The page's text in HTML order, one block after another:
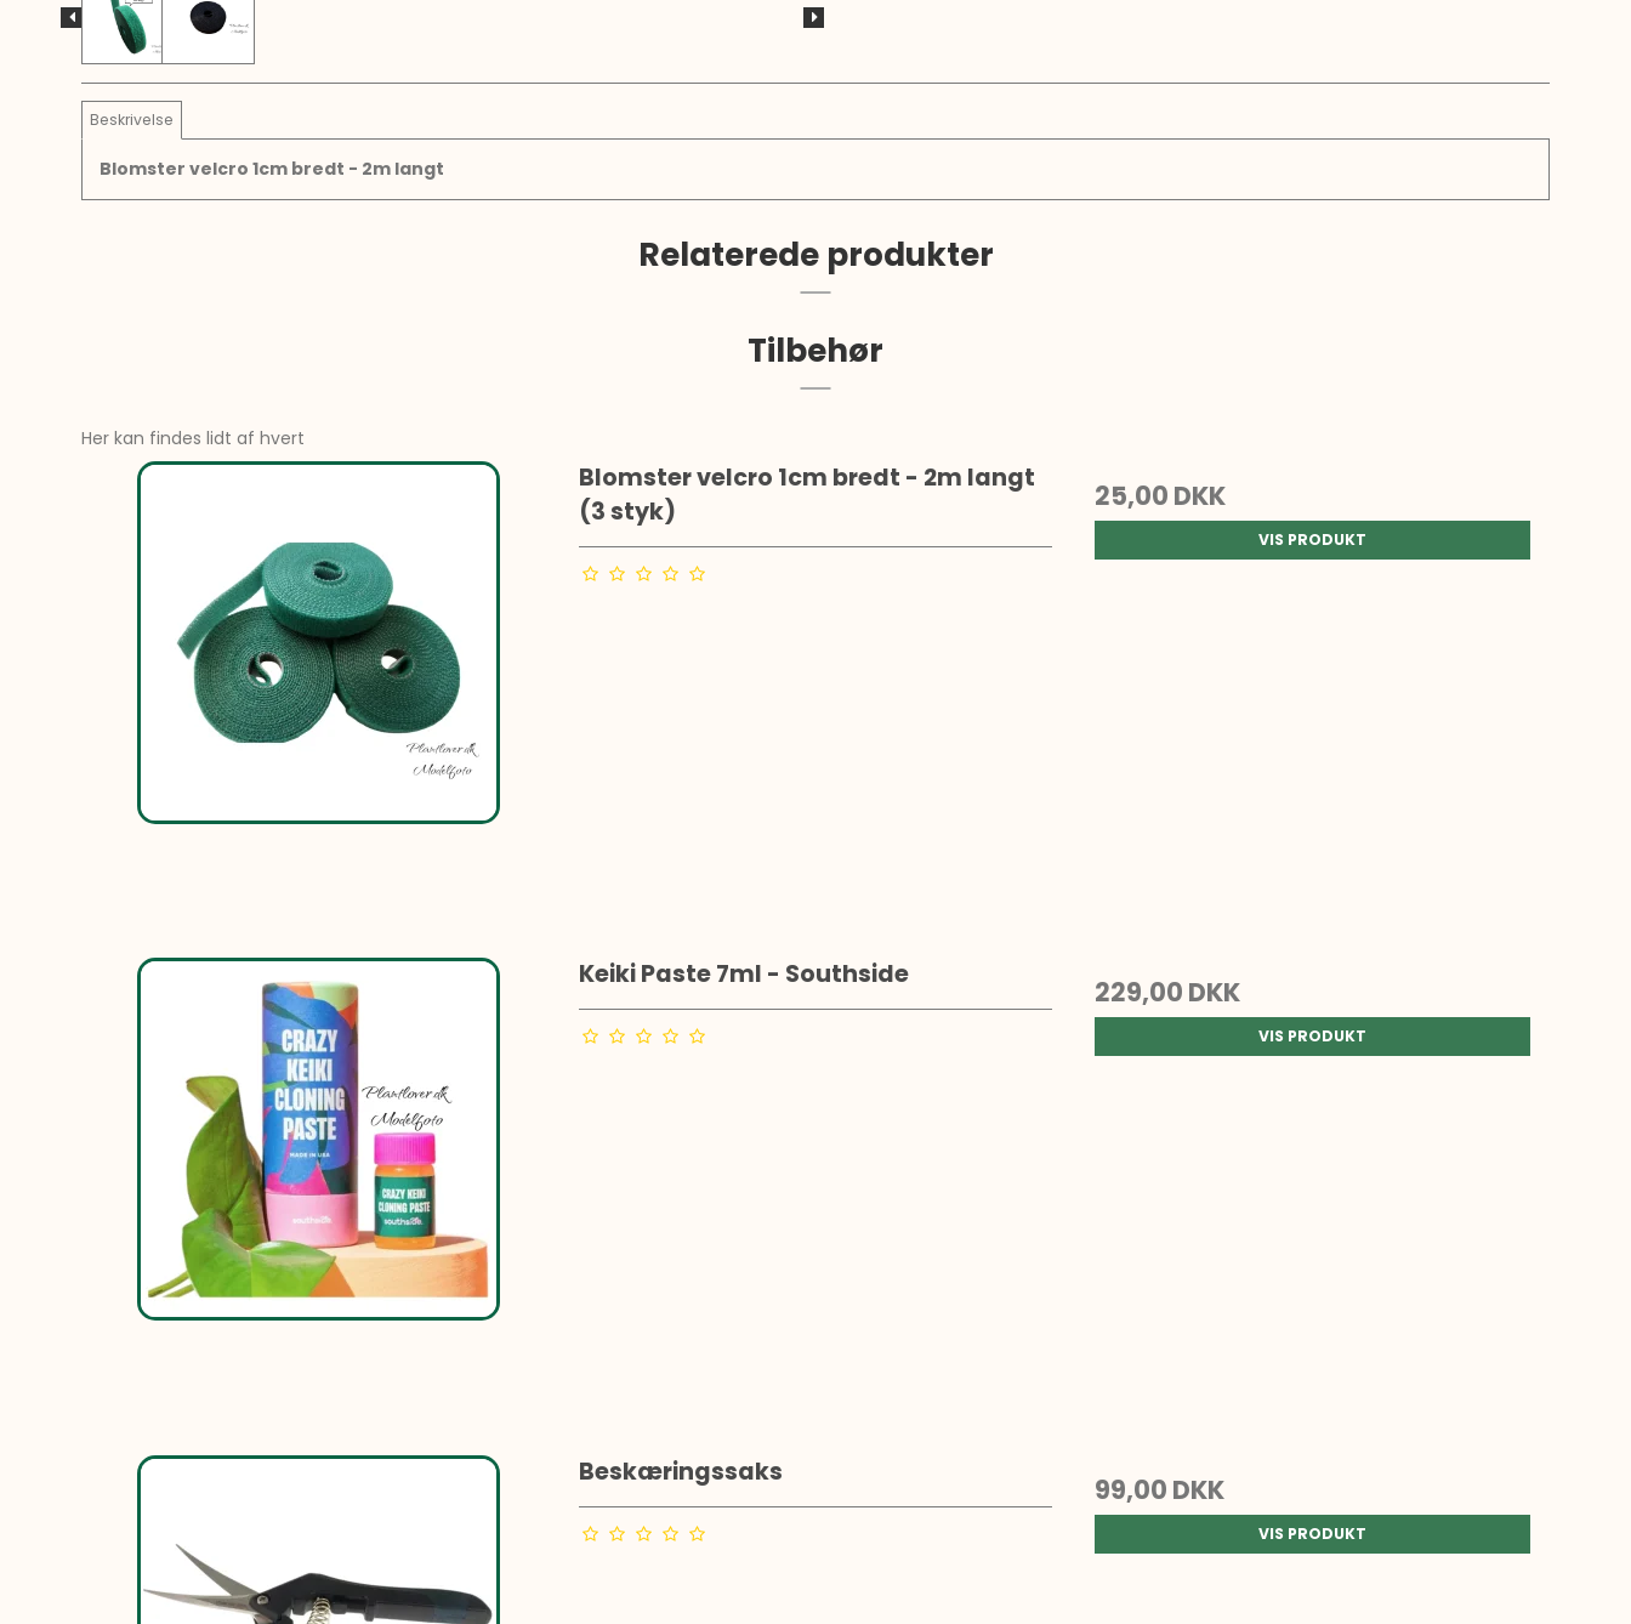
Beskrivelse
Blomster velcro 1cm bredt - 2m langt
Relaterede produkter
Tilbehør
Her kan findes lidt af hvert
Blomster velcro 1cm bredt - 2m langt
(3 styk)
25,00 DKK
VIS PRODUKT
Keiki Paste 7ml - Southside
229,00 DKK
VIS PRODUKT
Beskæringssaks
99,00 DKK
VIS PRODUKT